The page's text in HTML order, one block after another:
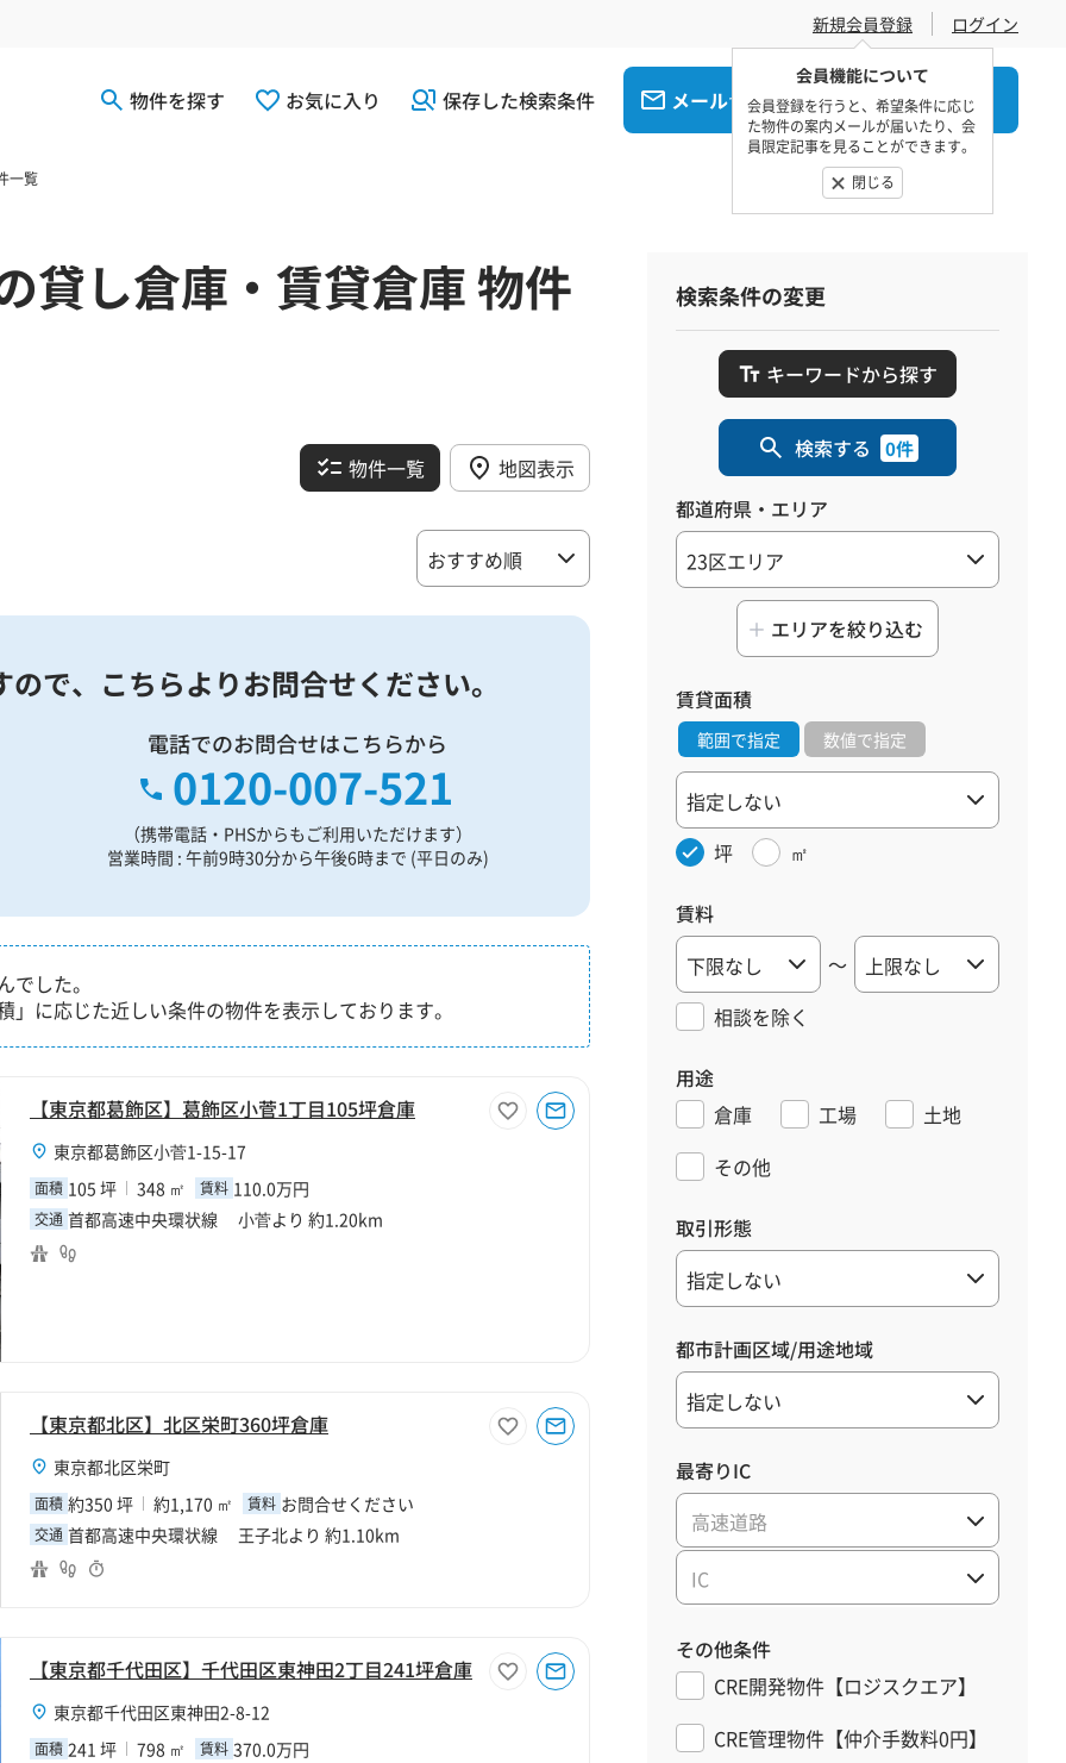
新規会員登録
会員機能について
会員登録を行うと、希望条件に応じ
た物件の案内メールが届いたり、会
員限定記事を見ることができます。
閉じる
ログイン
物件を探す お気に入り 保存した検索条件 メールでお問合せ 電話でお問合せ
一覧
貸し倉庫・賃貸倉庫 物件
物件一覧 地図表示
で、 こちらよりお問合せください。
電話でのお問合せはこちらから
0120-007-521
（携帯電話・PHSからもご利用いただけます）
営業時間 : 午前9時30分から午後6時まで (平日のみ)
した。
に応じた近しい条件の物件を表示しております。
【東京都葛飾区】葛飾区小菅1丁目105坪倉庫
東京都葛飾区小菅1-15-17
面積 105 坪 348 ㎡ 賃料 110.0万円
交通 首都高速中央環状線 小菅より 約1.20km
【東京都北区】北区栄町360坪倉庫
東京都北区栄町
面積 約350 坪 約1,170 ㎡ 賃料 お問合せください
交通 首都高速中央環状線 王子北より 約1.10km
【東京都千代田区】千代田区東神田2丁目241坪倉庫
東京都千代田区東神田2-8-12
面積 241 坪 798 ㎡ 賃料 370.0万円
検索条件の変更
キーワードから探す
検索する 0件
都道府県・エリア
エリアを絞り込む
賃貸面積
範囲で指定 数値で指定
坪 ㎡
賃料
～
相談を除く
用途
倉庫
工場
土地
その他
取引形態
都市計画区域/用途地域
最寄りIC
高速道路
IC
その他条件
CRE開発物件【ロジスクエア】
CRE管理物件【仲介手数料0円】